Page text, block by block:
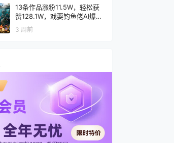
13条作品涨粉11.5W，轻松获
赞128.1W，戏耍钓鱼佬AI爆款
视频，多渠道变现，全套制作
思路拆解
3 周前